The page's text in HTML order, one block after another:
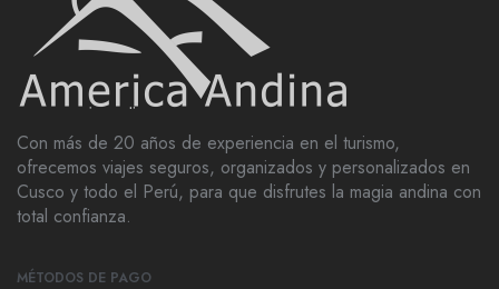
Con más de 20 años de experiencia en el turismo,
ofrecemos viajes seguros, organizados y personalizados en
Cusco y todo el Perú, para que disfrutes la magia andina con
total confianza.
MÉTODOS DE PAGO